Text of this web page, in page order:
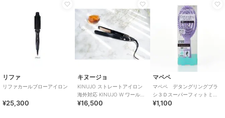
リファ
リファカールブローアイロン
¥25,300
キヌージョ
KINUJO ストレートアイロン
海外対応 KINUJO W ワールド
ワイドモデル ブラック
¥16,500
マペペ
マペペ デタングリングブラ
シ３Ｄスーパーフィットミ
ニ パープル
¥1,100